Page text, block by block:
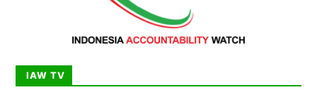
IAW TV